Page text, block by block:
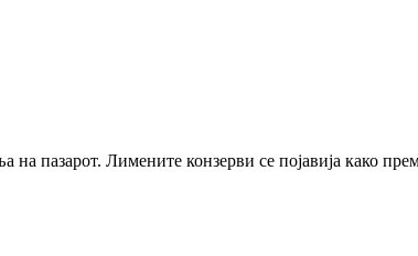
пазарот. Лимените конзерви се појавија како